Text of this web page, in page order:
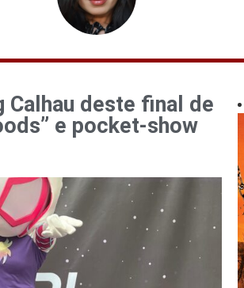
Calhau deste final de
e pocket-show